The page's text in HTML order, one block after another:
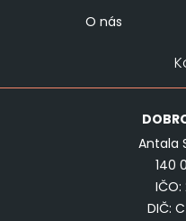
O nás
Antala
140
DIČ: